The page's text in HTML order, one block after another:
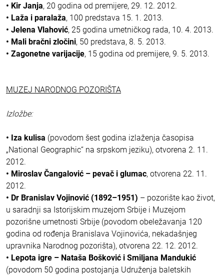
• Kir Janja, 20 godina od premijere, 29. 12. 2012.
• Laža i paralaža, 100 predstava 15. 1. 2013.
• Jelena Vlahović, 25 godina umetničkog rada, 10. 4. 2013.
• Mali bračni zločini, 50 predstava, 8. 5. 2013.
• Zagonetne varijacije, 15 godina od premijere, 9. 5. 2013.
MUZEJ NARODNOG POZORIŠTA
Izložbe:
• Iza kulisa (povodom šest godina izlaženja časopisa
„National Geographic“ na srpskom jeziku), otvorena 2. 11.
2012.
• Miroslav Čangalović – pevač i glumac, otvorena 22. 11.
2012.
• Dr Branislav Vojinović (1892–1951) – pozorište kao život,
u saradnji sa Istorijskim muzejom Srbije i Muzejom
pozorišne umetnosti Srbije (povodom obeležavanja 120
godina od rođenja Branislava Vojinovića, nekadašnjeg
upravnika Narodnog pozorišta), otvorena 22. 12. 2012.
• Lepota igre – Nataša Bošković i Smiljana Mandukić
(povodom 50 godina postojanja Udruženja baletskih